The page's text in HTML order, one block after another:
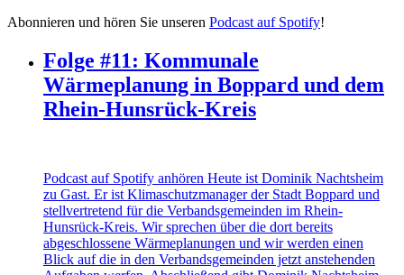
Abonnieren und hören Sie unseren Podcast auf Spotify!
Folge #11: Kommunale
Wärmeplanung in Boppard und dem
Rhein-Hunsrück-Kreis
Podcast auf Spotify anhören Heute ist Dominik Nachtsheim
zu Gast. Er ist Klimaschutzmanager der Stadt Boppard und
stellvertretend für die Verbandsgemeinden im Rhein-
Hunsrück-Kreis. Wir sprechen über die dort bereits
abgeschlossene Wärmeplanungen und wir werden einen
Blick auf die in den Verbandsgemeinden jetzt anstehenden